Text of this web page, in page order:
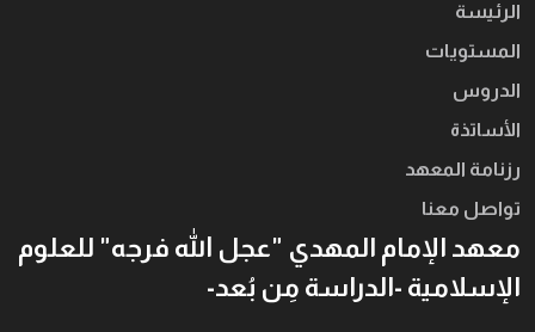
الرئيسة
المستويات
الدروس
الأساتذة
رزنامة المعهد
تواصل معنا
معهد الإمام المهدي "عجل الله فرجه" للعلوم
الإسلامية -الدراسة مِن بُعد-